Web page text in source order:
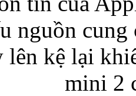
nguồn
lên kệ lại
mini 2